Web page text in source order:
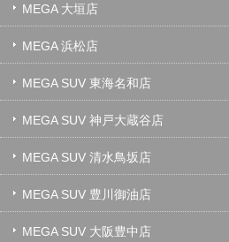
MEGA 大垣店
MEGA 浜松店
MEGA SUV 東海名和店
MEGA SUV 神戸大蔵谷店
MEGA SUV 清水鳥坂店
MEGA SUV 豊川御油店
MEGA SUV 大阪豊中店